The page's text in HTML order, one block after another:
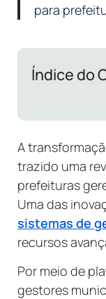
para
Índice do
A
trazido uma
prefeituras
Uma das
sistemas de
recursos
Por meio de
gestores